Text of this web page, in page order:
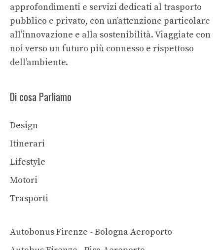
approfondimenti e servizi dedicati al trasporto
pubblico e privato, con un’attenzione particolare
all’innovazione e alla sostenibilità. Viaggiate con
noi verso un futuro più connesso e rispettoso
dell’ambiente.
Di cosa Parliamo
Design
Itinerari
Lifestyle
Motori
Trasporti
Autobonus Firenze - Bologna Aeroporto